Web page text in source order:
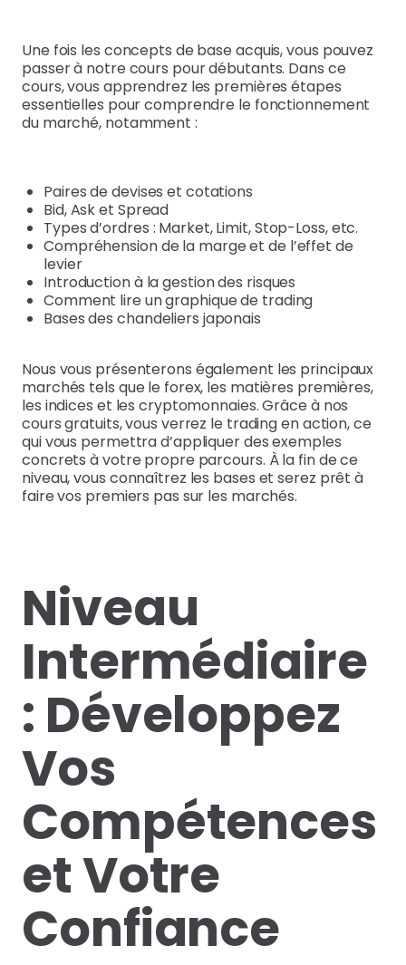
Une fois les concepts de base acquis, vous pouvez
passer à notre cours pour débutants. Dans ce
cours, vous apprendrez les premières étapes
essentielles pour comprendre le fonctionnement
du marché, notamment :
Paires de devises et cotations
Bid, Ask et Spread
Types d’ordres : Market, Limit, Stop-Loss, etc.
Compréhension de la marge et de l’effet de
levier
Introduction à la gestion des risques
Comment lire un graphique de trading
Bases des chandeliers japonais
Nous vous présenterons également les principaux
marchés tels que le forex, les matières premières,
les indices et les cryptomonnaies. Grâce à nos
cours gratuits, vous verrez le trading en action, ce
qui vous permettra d’appliquer des exemples
concrets à votre propre parcours. À la fin de ce
niveau, vous connaîtrez les bases et serez prêt à
faire vos premiers pas sur les marchés.
Niveau
Intermédiaire
: Développez
Vos
Compétences
et Votre
Confiance